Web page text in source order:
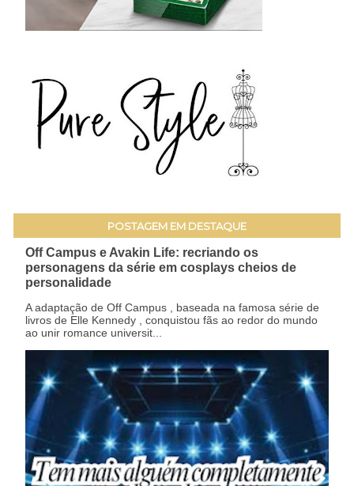
POSTAGEM EM DESTAQUE
Off Campus e Avakin Life: recriando os
personagens da série em cosplays cheios de
personalidade
A adaptação de Off Campus , baseada na famosa série de
livros de Elle Kennedy , conquistou fãs ao redor do mundo
ao unir romance universit...